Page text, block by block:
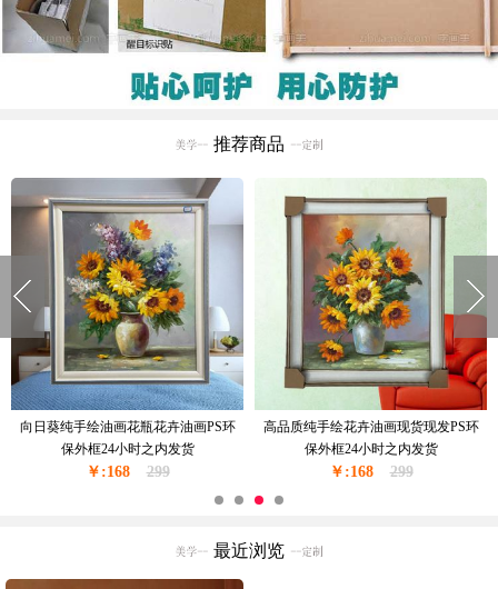
推荐商品
窗台边上的花瓶花卉油画纯手绘油画
现货现发金色实木外框24小时之内发
货
￥:228 350
现货现发纯手绘花绘油画卧室挂画厚
油厚肌理油画实木外框24小时之内发
货
￥:228 350
最近浏览